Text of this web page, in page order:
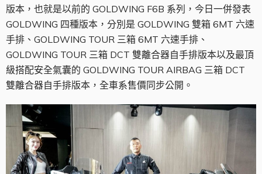
版本，也就是以前的 GOLDWING F6B 系列，今日一併發表
GOLDWING 四種版本，分別是 GOLDWING 雙箱 6MT 六速
手排、GOLDWING TOUR 三箱 6MT 六速手排、
GOLDWING TOUR 三箱 DCT 雙離合器自手排版本以及最頂
級搭配安全氣囊的 GOLDWING TOUR AIRBAG 三箱 DCT
雙離合器自手排版本，全車系售價同步公開。